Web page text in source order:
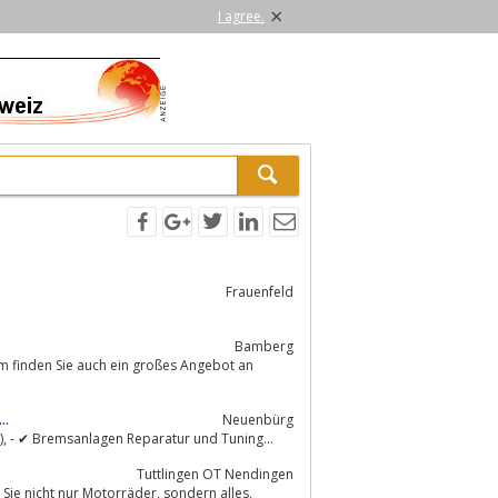
I agree. ×
Frauenfeld
Bamberg
finden Sie auch ein großes Angebot an
Neuenbürg
Bike Performance by Joachim Fegert, 75305 - Neuenbürg (Baden-Württemberg), - ✔ Bremsanlagen Reparatur und Tuning...
Tuttlingen OT Nendingen